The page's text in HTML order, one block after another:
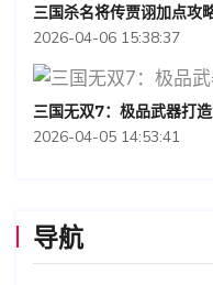
三国杀名将传贾诩加点攻
2026-04-06 15:38:37
三国无双7：极品武器打
2026-04-05 14:53:41
导航